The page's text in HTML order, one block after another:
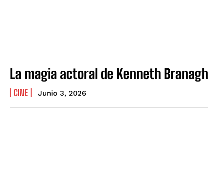
La magia actoral de Kenneth Branagh
CINE Junio 3, 2026